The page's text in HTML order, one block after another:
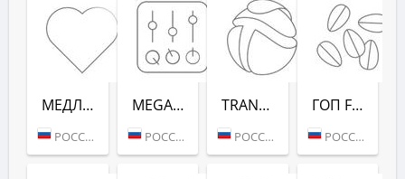
МЕДЛЯК FM (РАДИО РЕКОРД)
РОССИЯ (МОСКВА)
MEGAMIX (РАДИО РЕКОРД)
РОССИЯ (МОСКВА)
TRANCEMISSION (РАДИО РЕКОРД)
РОССИЯ (МОСКВА)
ГОП FM (РАДИО РЕКОРД)
РОССИЯ (МОСКВА)